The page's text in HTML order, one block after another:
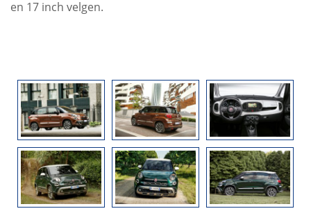
en 17 inch velgen.